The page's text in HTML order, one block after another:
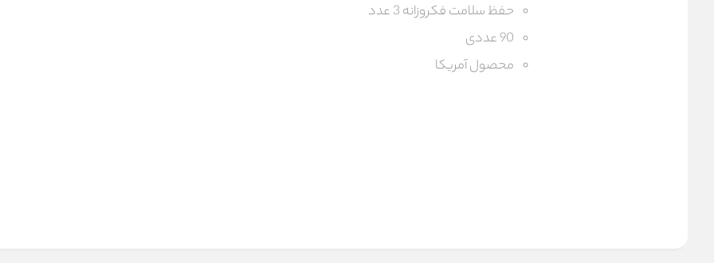
حفظ سلامت فکروزانه 3 عدد
90 عددی
محصول آمریکا